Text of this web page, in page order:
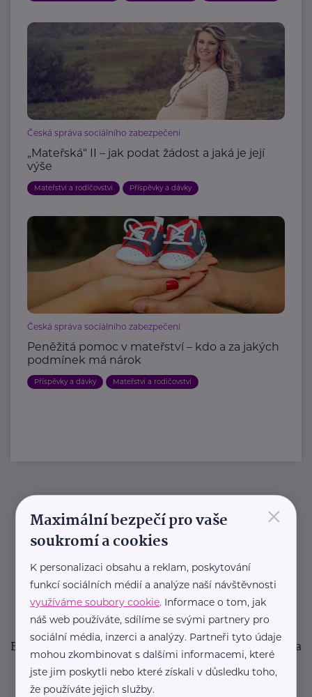
Česká správa sociálního zabezpečení
„Mateřská“ II – jak podat žádost a jaká je její
výše
Mateřství a rodičovství Příspěvky a dávky
Česká správa sociálního zabezpečení
Peněžitá pomoc v mateřství – kdo a za jakých
podmínek má nárok
Příspěvky a dávky Mateřství a rodičovství
Newsletter
Pravidelný přísun novinek, inspirace na každý den,
podpora pro rodiče i sdílení zkušeností. Takový je
Newsletter webu eMaminy.cz. Přihlaste se k jeho
odběru a čtěte o tématech, které vám pomohou
v náročném období nebo zpříjemní rodinný život.
Buďte první, kdo se dozví o nových článcích, akcích a
událostech. Prosíme, potvrďte odběr ve vaší e-
mailové schránce.
×
Maximální bezpečí pro vaše
soukromí a cookies
K personalizaci obsahu a reklam, poskytování
funkcí sociálních médií a analýze naší návštěvnosti
využíváme soubory cookie. Informace o tom, jak
náš web používáte, sdílíme se svými partnery pro
sociální média, inzerci a analýzy. Partneři tyto údaje
mohou zkombinovat s dalšími informacemi, které
jste jim poskytli nebo které získali v důsledku toho,
že používáte jejich služby.